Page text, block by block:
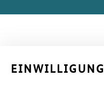
EINWILLIGUNG